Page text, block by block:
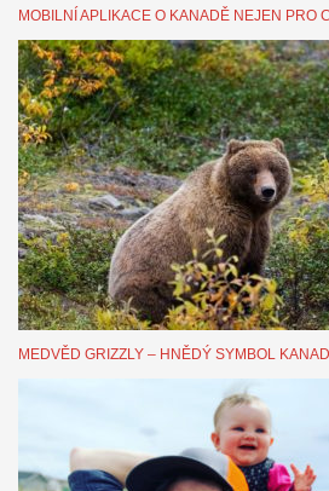
MOBILNÍ APLIKACE O KANADĚ NEJEN PRO
MEDVĚD GRIZZLY – HNĚDÝ SYMBOL